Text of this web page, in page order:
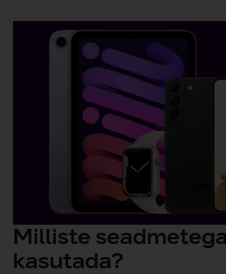
Pakkumised
Milliste
kasutada?